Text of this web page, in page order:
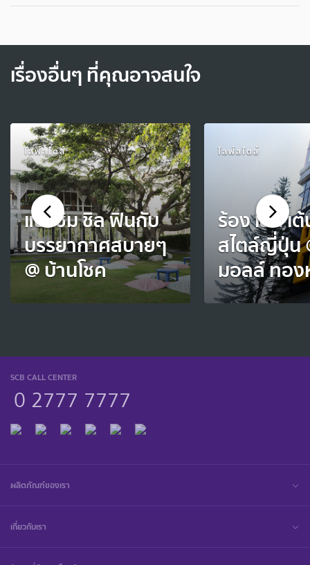
เรื่องอื่นๆ ที่คุณอาจสนใจ
ไลฟ์สไตล์
แชะ ชิม ชิล ฟินกับ
บรรยากาศสบายๆ
@ บ้านโชค
ไลฟ์สไตล์
ร้อง เล่น เ
สไตล์ญี่ปุ่น
มอลล์ ทอ
SCB CALL CENTER
0 2777 7777
ผลิตภัณฑ์ของเรา
เกี่ยวกับเรา